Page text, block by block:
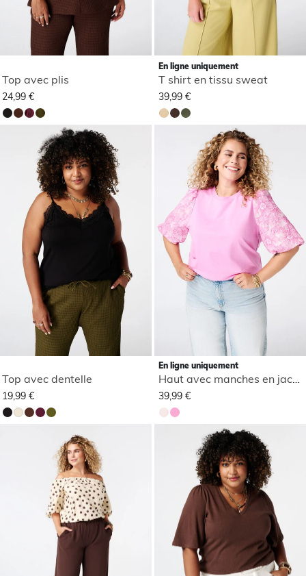
Top avec plis
24,99 €
En ligne uniquement
T shirt en tissu sweat
39,99 €
Top avec dentelle
19,99 €
En ligne uniquement
Haut avec manches en jacquard
39,99 €